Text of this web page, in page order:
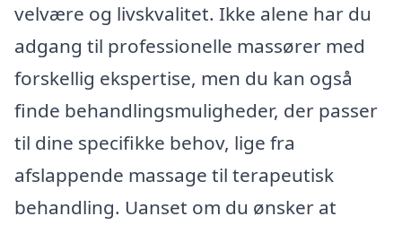
velvære og livskvalitet. Ikke alene har du
adgang til professionelle massører med
forskellig ekspertise, men du kan også
finde behandlingsmuligheder, der passer
til dine specifikke behov, lige fra
afslappende massage til terapeutisk
behandling. Uanset om du ønsker at